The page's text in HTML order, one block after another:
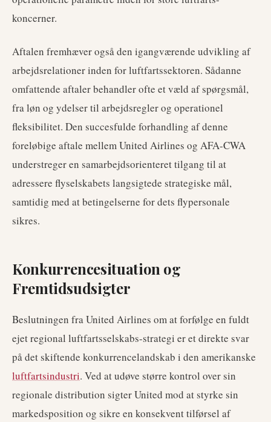
koncerner.
Aftalen fremhæver også den igangværende udvikling af
arbejdsrelationer inden for luftfartssektoren. Sådanne
omfattende aftaler behandler ofte et væld af spørgsmål,
fra løn og ydelser til arbejdsregler og operationel
fleksibilitet. Den succesfulde forhandling af denne
foreløbige aftale mellem United Airlines og AFA-CWA
understreger en samarbejdsorienteret tilgang til at
adressere flyselskabets langsigtede strategiske mål,
samtidig med at betingelserne for dets flypersonale
sikres.
Konkurrencesituation og
Fremtidsudsigter
Beslutningen fra United Airlines om at forfølge en fuldt
ejet regional luftfartsselskabs-strategi er et direkte svar
på det skiftende konkurrencelandskab i den amerikanske
luftfartsindustri. Ved at udøve større kontrol over sin
regionale distribution sigter United mod at styrke sin
markedsposition og sikre en konsekvent tilførsel af